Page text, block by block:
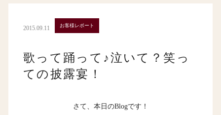
2015.09.11 お客様レポート
歌って踊って♪泣いて？笑っ
ての披露宴！
さて、本日のBlogです！